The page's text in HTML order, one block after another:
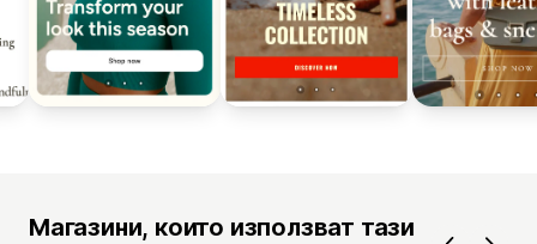
Магазини, които използват тази